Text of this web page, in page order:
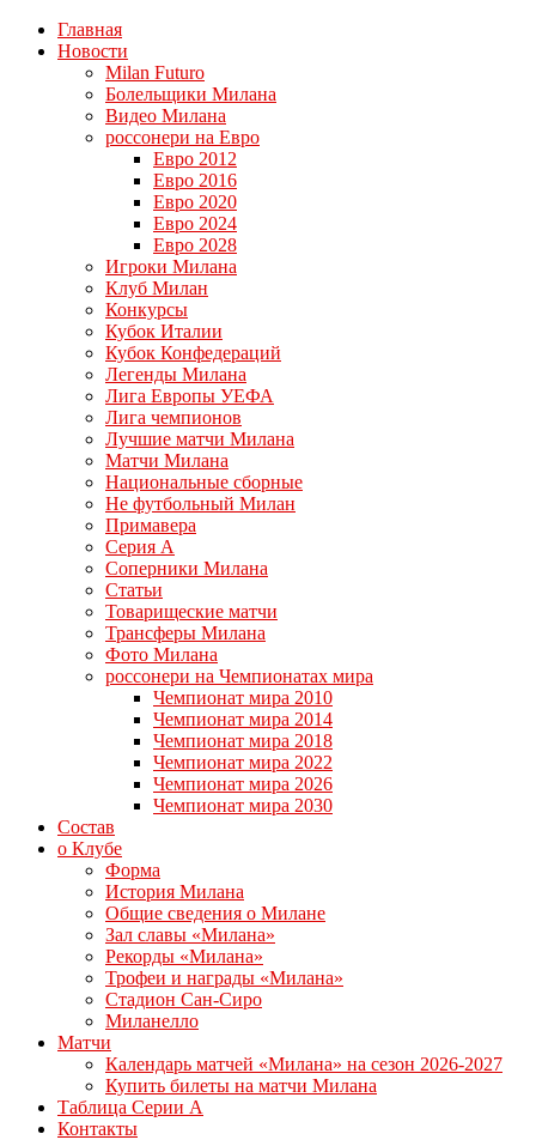
Главная
Новости
Milan Futuro
Болельщики Милана
Видео Милана
россонери на Евро
Евро 2012
Евро 2016
Евро 2020
Евро 2024
Евро 2028
Игроки Милана
Клуб Милан
Конкурсы
Кубок Италии
Кубок Конфедераций
Легенды Милана
Лига Европы УЕФА
Лига чемпионов
Лучшие матчи Милана
Матчи Милана
Национальные сборные
Не футбольный Милан
Примавера
Серия А
Соперники Милана
Статьи
Товарищеские матчи
Трансферы Милана
Фото Милана
россонери на Чемпионатах мира
Чемпионат мира 2010
Чемпионат мира 2014
Чемпионат мира 2018
Чемпионат мира 2022
Чемпионат мира 2026
Чемпионат мира 2030
Состав
о Клубе
Форма
История Милана
Общие сведения о Милане
Зал славы «Милана»
Рекорды «Милана»
Трофеи и награды «Милана»
Стадион Сан-Сиро
Миланелло
Матчи
Календарь матчей «Милана» на сезон 2026-2027
Купить билеты на матчи Милана
Таблица Серии А
Контакты